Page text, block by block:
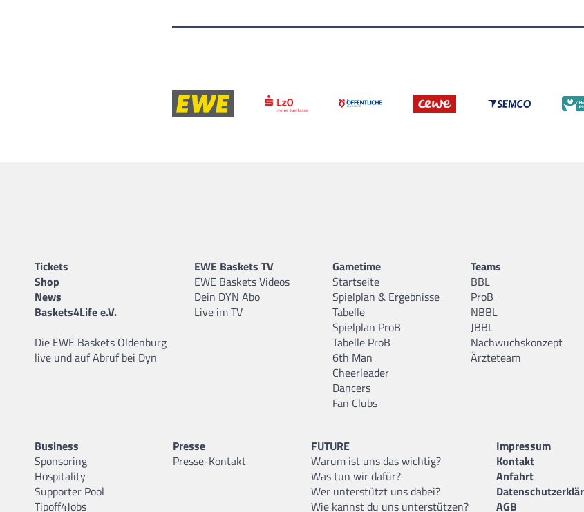
Tickets
Shop
News
Baskets4Life e.V.
Die EWE Baskets Oldenburg
live und auf Abruf bei Dyn
EWE Baskets TV
EWE Baskets Videos
Dein DYN Abo
Live im TV
Gametime
Startseite
Spielplan & Ergebnisse
Tabelle
Spielplan ProB
Tabelle ProB
6th Man
Cheerleader
Dancers
Fan Clubs
Teams
BBL
ProB
NBBL
JBBL
Nachwuchskonzept
Ärzteteam
Business
Sponsoring
Hospitality
Supporter Pool
Tipoff4Jobs
Presse
Presse-Kontakt
FUTURE
Warum ist uns das wichtig?
Was tun wir dafür?
Wer unterstützt uns dabei?
Wie kannst du uns unterstützen?
Impressum
Kontakt
Anfahrt
AGB